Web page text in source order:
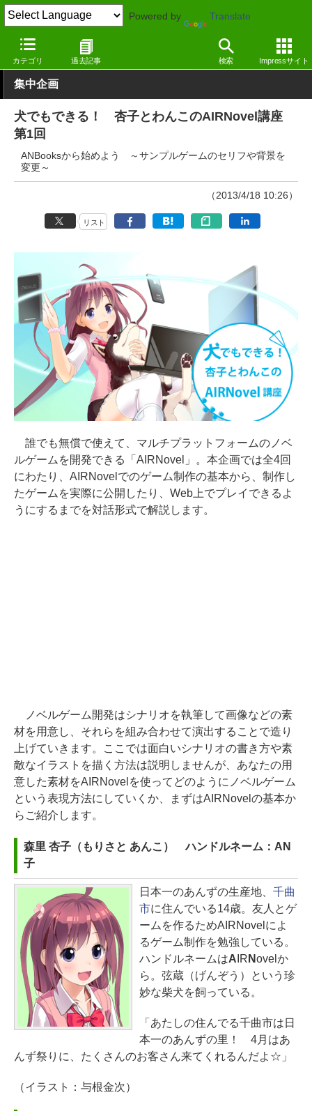
Powered by Translate
カテゴリ 過去記事 検索 Impressサイト
窓の杜 エンタメ ゲーム
集中企画
犬でもできる！ 杏子とわんこのAIRNovel講座
第1回
ANBooksから始めよう ～サンプルゲームのセリフや背景を
変更～
（2013/4/18 10:26）
リスト
誰でも無償で使えて、マルチプラットフォームのノベ
ルゲームを開発できる「AIRNovel」。本企画では全4回
にわたり、AIRNovelでのゲーム制作の基本から、制作し
たゲームを実際に公開したり、Web上でプレイできるよ
うにするまでを対話形式で解説します。
ノベルゲーム開発はシナリオを執筆して画像などの素
材を用意し、それらを組み合わせて演出することで造り
上げていきます。ここでは面白いシナリオの書き方や素
敵なイラストを描く方法は説明しませんが、あなたの用
意した素材をAIRNovelを使ってどのようにノベルゲーム
という表現方法にしていくか、まずはAIRNovelの基本か
らご紹介します。
森里 杏子（もりさと あんこ） ハンドルネーム：AN
子
日本一のあんずの生産地、 千曲
市に住んでいる14歳。友人とゲ
ームを作るためAIRNovelによ
るゲーム制作を勉強している。
ハンドルネームはA IR Novelか
ら。弦蔵（げんぞう）という珍
妙な柴犬を飼っている。
「あたしの住んでる千曲市は日
本一のあんずの里！ 4月はあ
んず祭りに、たくさんのお客さん来てくれるんだよ☆」
（イラスト：与根金次）